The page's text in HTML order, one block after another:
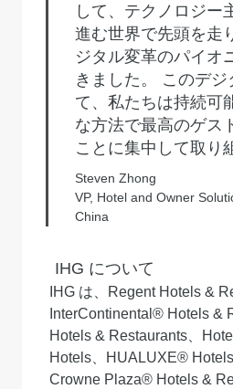
して、テクノロジー
進む世界で先頭を走
ジタル変革のパイオ
きました。 このデ
て、私たちは持続可
な方法で最高のゲス
ことに集中して取り
Steven Zhong
VP, Hotel and Owner
China
IHG について
IHG は、Regent Hotels &
InterContinental® Hotels &
Hotels & Restaurants、
Hotels、HUALUXE® Hotels
Crowne Plaza® Hotels &